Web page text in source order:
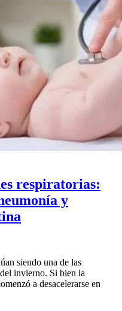
respiratorias:
y
siendo una de las
invierno. Si bien la
a desacelerarse en